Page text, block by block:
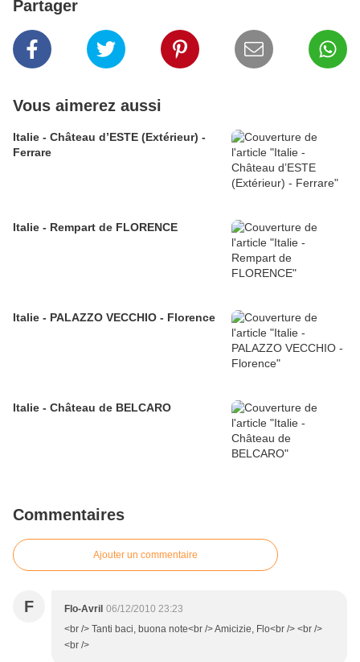
Partager
Vous aimerez aussi
Italie - Château d’ESTE (Extérieur) -
Ferrare
Italie - Rempart de FLORENCE
Italie - PALAZZO VECCHIO - Florence
Italie - Château de BELCARO
Commentaires
Ajouter un commentaire
F Flo-Avril 06/12/2010 23:23
<br /> Tanti baci, buona note<br /> Amicizie, Flo<br /> <br />
<br />